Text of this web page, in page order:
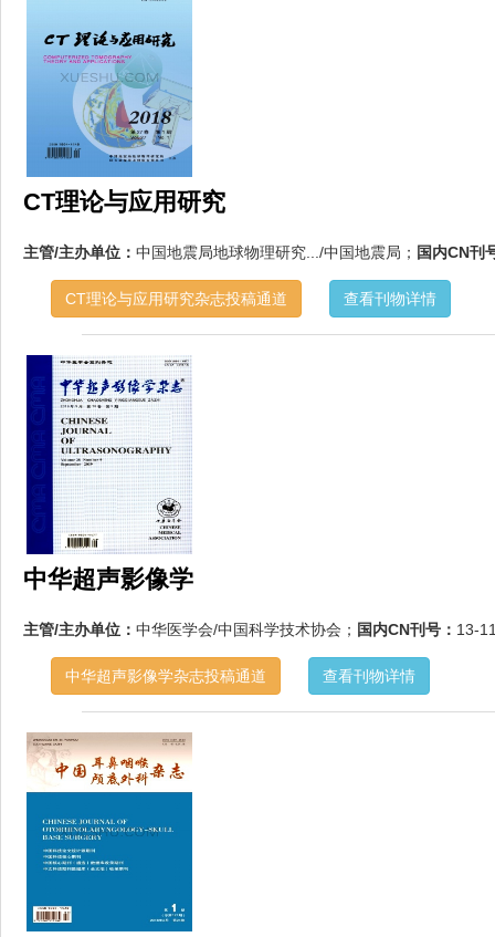
CT理论与应用研究
主管/主办单位： 中国地震局地球物理研究.../中国地震局； 国内CN刊
CT理论与应用研究杂志投稿通道 查看刊物详情
中华超声影像学
主管/主办单位： 中华医学会/中国科学技术协会； 国内CN刊号： 13-
中华超声影像学杂志投稿通道 查看刊物详情